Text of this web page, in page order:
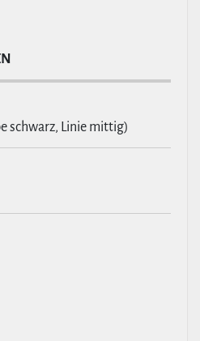
schwarz, Linie mittig)